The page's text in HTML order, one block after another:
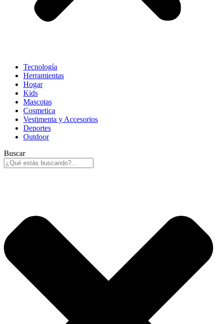
Tecnología
Herramientas
Hogar
Kids
Mascotas
Cosmetica
Vestimenta y Accesorios
Deportes
Outdoor
Buscar